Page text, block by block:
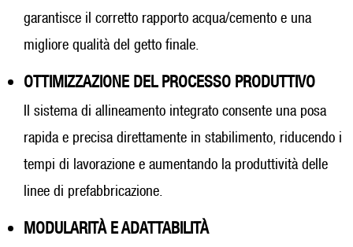
garantisce il corretto rapporto acqua/cemento e una
migliore qualità del getto finale.
OTTIMIZZAZIONE DEL PROCESSO PRODUTTIVO
Il sistema di allineamento integrato consente una posa
rapida e precisa direttamente in stabilimento, riducendo i
tempi di lavorazione e aumentando la produttività delle
linee di prefabbricazione.
MODULARITÀ E ADATTABILITÀ